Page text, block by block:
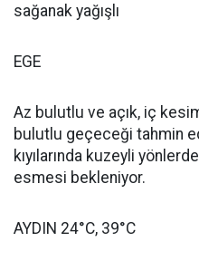
sağanak yağışlı
EGE
Az bulutlu ve açık, iç
bulutlu geçeceği tahmin
kıyılarında kuzeyli
esmesi bekleniyor.
AYDIN 24°C, 39°C